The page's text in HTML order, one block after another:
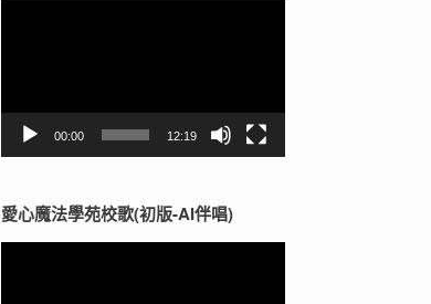
00:00 12:19
愛心魔法學苑校歌(初版-AI伴唱)